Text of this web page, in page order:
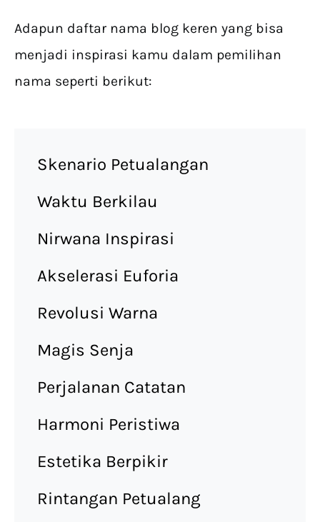
Adapun daftar nama blog keren yang bisa
menjadi inspirasi kamu dalam pemilihan
nama seperti berikut:
Skenario Petualangan
Waktu Berkilau
Nirwana Inspirasi
Akselerasi Euforia
Revolusi Warna
Magis Senja
Perjalanan Catatan
Harmoni Peristiwa
Estetika Berpikir
Rintangan Petualang